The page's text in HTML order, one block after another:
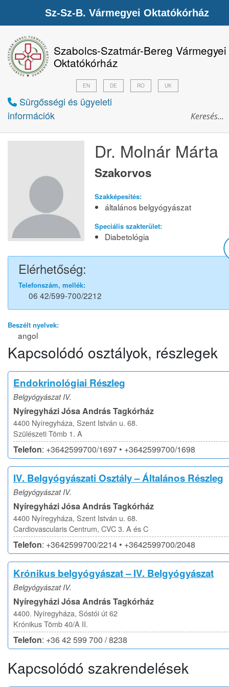
Szabolcs-Szatmár-Bereg Vármegyei
Oktatókórház
Sürgősségi és ügyeleti
információk
EN DE RO UK
Dr. Molnár Márta
Szakorvos
Szakképesítés:
általános belgyógyászat
Speciális szakterület:
Diabetológia
Elérhetőség:
Telefonszám, mellék:
06 42/599-700/2212
Beszélt nyelvek:
angol
Kapcsolódó osztályok, részlegek
Endokrinológiai Részleg
Belgyógyászat IV.
Nyíregyházi Jósa András Tagkórház
4400 Nyíregyháza, Szent István u. 68.
Szülészeti Tömb 1. A
Telefon: +3642599700/1697 • +3642599700/1698
IV. Belgyógyászati Osztály – Általános Részleg
Belgyógyászat IV.
Nyíregyházi Jósa András Tagkórház
4400 Nyíregyháza, Szent István u. 68.
Cardiovascularis Centrum, CVC 3. A és C
Telefon: +3642599700/2214 • +3642599700/2048
Krónikus belgyógyászat – IV. Belgyógyászat
Belgyógyászat IV.
Nyíregyházi Jósa András Tagkórház
4400. Nyíregyháza, Sóstói út 62
Krónikus Tömb 40/A II.
Telefon: +36 42 599 700 / 8238
Kapcsolódó szakrendelések
Sz-Sz-B. Vármegyei Oktatókórház